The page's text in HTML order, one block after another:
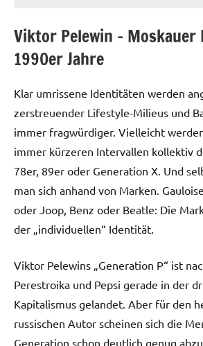
Viktor Pelewin – Moskauer
1990er Jahre
Klar umrissene Identitäten werden
zerstreuender Lifestyle-Milieus und
immer fragwürdiger. Vielleicht
immer kürzeren Intervallen kollektiv
78er, 89er oder Generation X. Und
man sich anhand von Marken.
oder Joop, Benz oder Beatle: Die
der „individuellen“ Identität.
Viktor Pelewins „Generation P“ ist
Perestroika und Pepsi gerade in der
Kapitalismus gelandet. Aber für den
russischen Autor scheinen sich die
Generation schon deutlich genug